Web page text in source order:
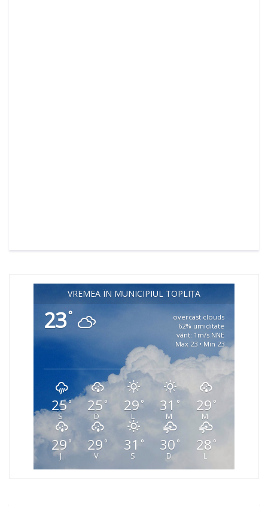
VREMEA ÎN MUNICIPIUL TOPLIȚA
23°
overcast clouds
62% umiditate
vânt: 1m/s NNE
Max 23 • Min 23
25°
S
25 °
D
29°
L
31 °
M
29 °
M
29 °
J
29 °
V
31 °
S
30 °
D
28 °
L